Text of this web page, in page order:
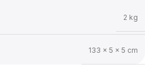
2 kg
133 × 5 × 5 cm